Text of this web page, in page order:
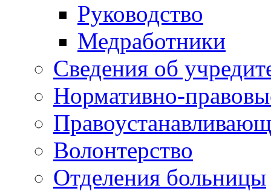
Руководство
Медработники
Сведения об
Нормативно-
Волонтерство
Отделения больницы